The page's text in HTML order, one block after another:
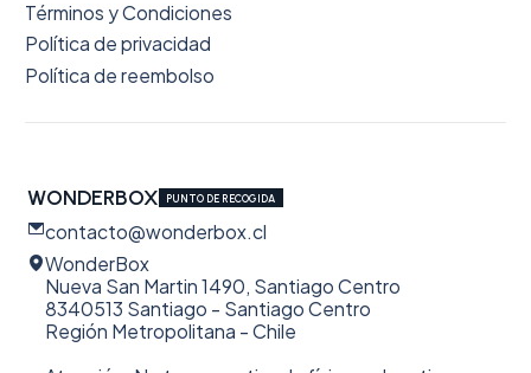
Términos y Condiciones
Política de privacidad
Política de reembolso
WONDERBOX PUNTO DE RECOGIDA
contacto@wonderbox.cl
WonderBox
Nueva San Martin 1490, Santiago Centro
8340513 Santiago - Santiago Centro
Región Metropolitana - Chile